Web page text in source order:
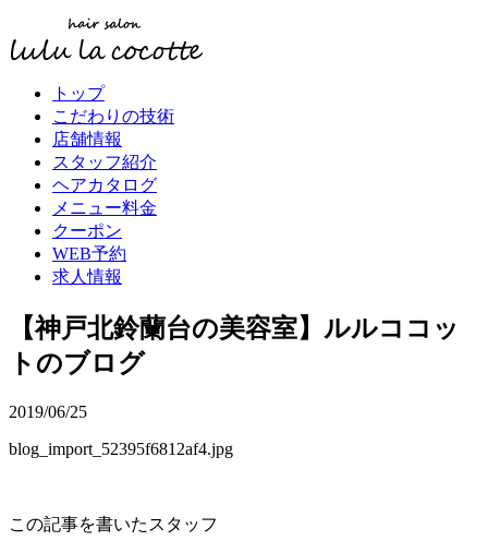
トップ
こだわりの技術
店舗情報
スタッフ紹介
ヘアカタログ
メニュー料金
クーポン
WEB予約
求人情報
【神戸北鈴蘭台の美容室】ルルココッ
トのブログ
2019/06/25
blog_import_52395f6812af4.jpg
この記事を書いたスタッフ